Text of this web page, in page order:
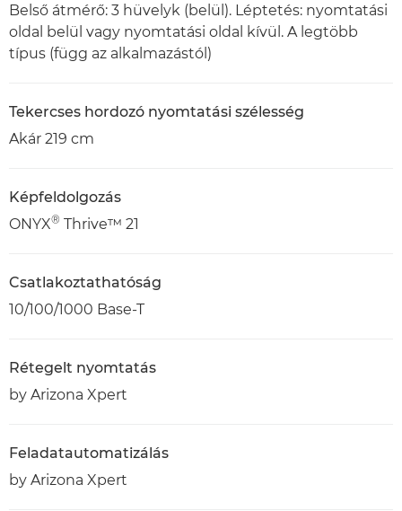
Belső átmérő: 3 hüvelyk (belül). Léptetés: nyomtatási
oldal belül vagy nyomtatási oldal kívül. A legtöbb
típus (függ az alkalmazástól)
Tekercses hordozó nyomtatási szélesség
Akár 219 cm
Képfeldolgozás
ONYX® Thrive™ 21
Csatlakoztathatóság
10/100/1000 Base-T
Rétegelt nyomtatás
by Arizona Xpert
Feladatautomatizálás
by Arizona Xpert